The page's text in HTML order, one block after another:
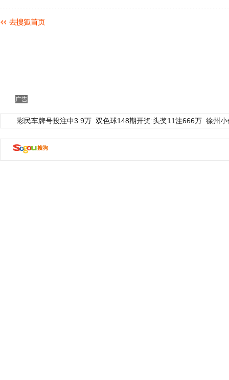
广告
彩民车牌号投注中3.9万 双色球148期开奖:头奖11注666万 徐州